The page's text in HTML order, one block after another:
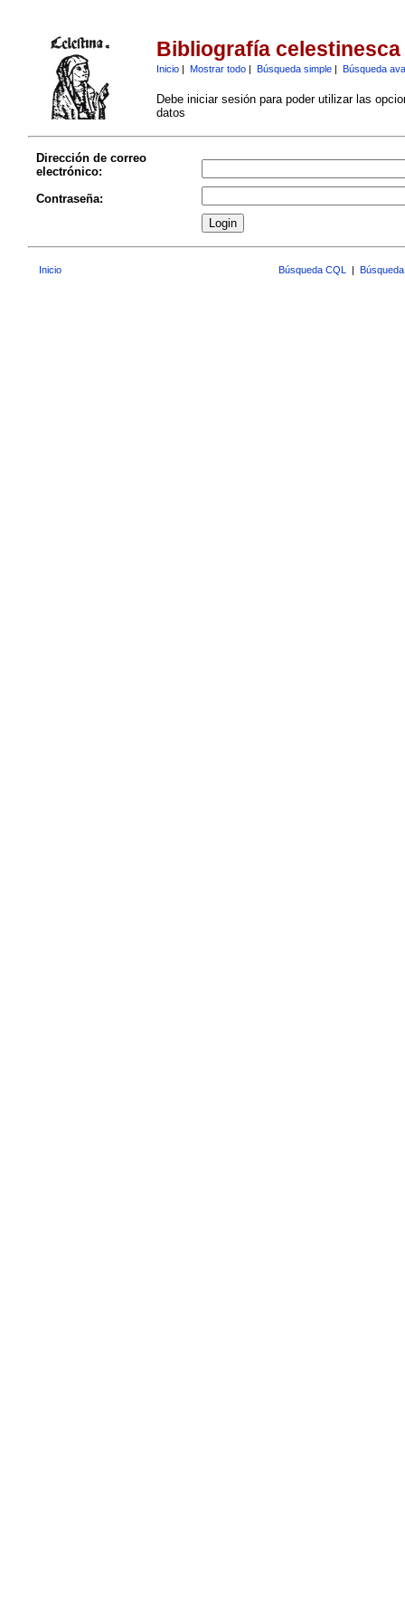
Bibliografía celestinesca
Inicio| Mostrar todo| Búsqueda simple| Búsqueda
Debe iniciar sesión para poder utilizar las
datos
Dirección de correo
electrónico:
Contraseña:
Inicio Búsqueda CQL |